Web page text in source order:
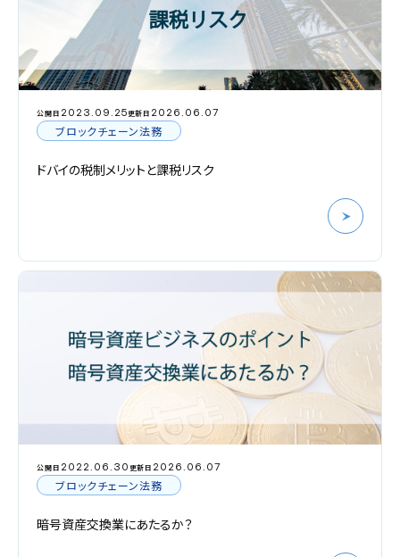
公開日 2023.09.25更新日 2026.06.07
ブロックチェーン法務
ドバイの税制メリットと課税リスク
公開日 2022.06.30 更新日 2026.06.07
ブロックチェーン法務
暗号資産交換業にあたるか？